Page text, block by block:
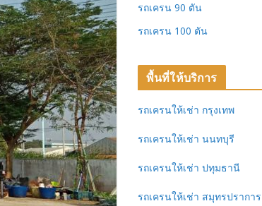
รถเครน 90 ตัน
รถเครน 100 ตัน
พื้นที่ให้บริการ
รถเครนให้เช่า กรุงเทพ
รถเครนให้เช่า นนทบุรี
รถเครนให้เช่า ปทุมธานี
รถเครนให้เช่า สมุทรปราการ